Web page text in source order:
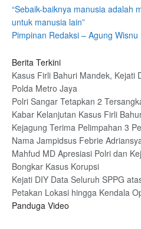
“Sebaik-baiknya manusia adalah
untuk manusia lain”
Pimpinan Redaksi – Agung Wisnu
Berita Terkini
Kasus Firli Bahuri Mandek, Kejati
Polda Metro Jaya
Polri Sangar Tetapkan 2
Kabar Kelanjutan Kasus Firli
Kejagung Terima Pelimpahan 3
Nama Jampidsus Febrie
Mahfud MD Apresiasi Polri dan
Bongkar Kasus Korupsi
Kejati DIY Data Seluruh SPPG
Petakan Lokasi hingga Kendala
Panduga Video